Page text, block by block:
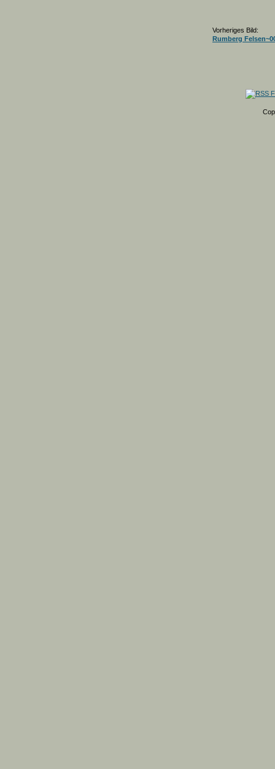
Vorheriges Bild:
Rumberg